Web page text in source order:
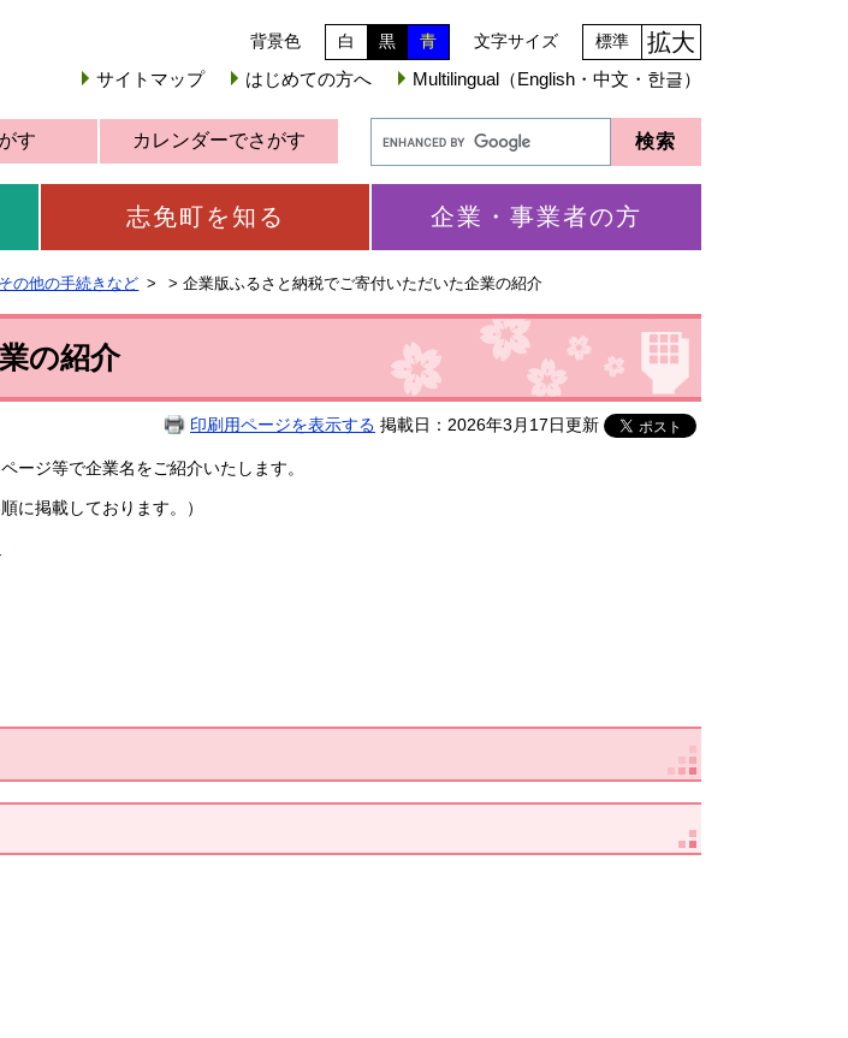
背景色 白 黒 青 文字サイズ 標準 拡大
サイトマップ はじめての方へ Multilingual（English・中文・한글）
す カレンダーでさがす
志免町を知る 企業・事業者の方
その他の手続きなど > 企業版ふるさと納税でご寄付いただいた企業の紹介
の紹介
印刷用ページを表示する 掲載日：2026年3月17日更新
ージ等で企業名をご紹介いたします。
に掲載しております。）​